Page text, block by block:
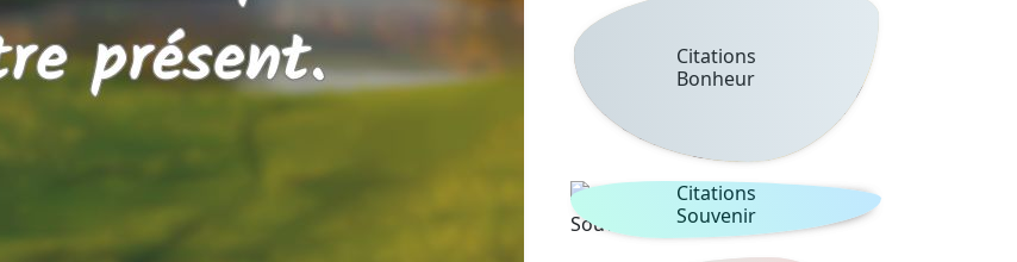
Citations
Bonheur
Citations
Souvenir